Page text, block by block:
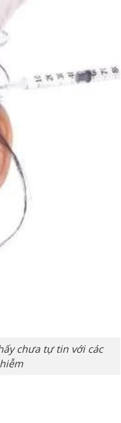
chưa tự tin với các